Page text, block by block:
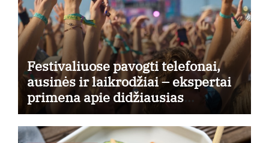
Festivaliuose pavogti telefonai,
ausinės ir laikrodžiai – ekspertai
primena apie didžiausias
finansines rizikas